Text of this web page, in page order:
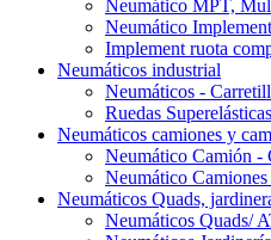
Neumático MPT,
Neumático
Implement ruota
Neumáticos industrial
Neumáticos -
Ruedas
Neumáticos camiones y
Neumático Camión -
Neumático
Neumáticos Quads,
Neumáticos Quads/